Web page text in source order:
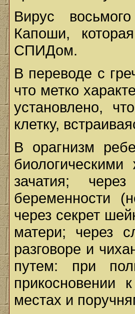
Вирус
Капоши,
СПИДом.
В переводе с
что метко
установлено,
клетку,
В орагнизм
зачатия;
беременности
через секрет
матери; через
разговоре и
путем: при
прикосновении
местах и